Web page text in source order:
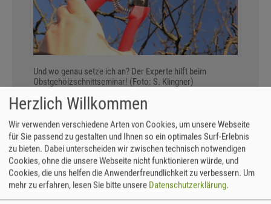
Und wo genau setze ich an? Der Experte hilft beim
Obstgehölzschnittseminar! (Foto: S. Klingner)
OBSTGEHÖLZSCHNITTSEMINAR
AM 5.12.25 - JETZT
ANMELDEN
Der Landschaftspflegeverband lädt ein zum
Herzlich Willkommen
Wir verwenden verschiedene Arten von Cookies, um unsere Webseite
für Sie passend zu gestalten und Ihnen so ein optimales Surf-Erlebnis
zu bieten. Dabei unterscheiden wir zwischen technisch notwendigen
Cookies, ohne die unsere Webseite nicht funktionieren würde, und
Cookies, die uns helfen die Anwenderfreundlichkeit zu verbessern. Um
mehr zu erfahren, lesen Sie bitte unsere Datenschutzerklärung.